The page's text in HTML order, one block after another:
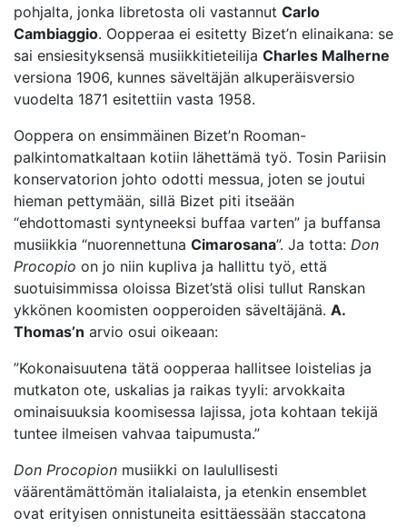
pohjalta, jonka libretosta oli vastannut Carlo
Cambiaggio. Oopperaa ei esitetty Bizet’n elinaikana: se
sai ensiesityksensä musiikkitieteilija Charles Malherne
versiona 1906, kunnes säveltäjän alkuperäisversio
vuodelta 1871 esitettiin vasta 1958.
Ooppera on ensimmäinen Bizet’n Rooman-
palkintomatkaltaan kotiin lähettämä työ. Tosin Pariisin
konservatorion johto odotti messua, joten se joutui
hieman pettymään, sillä Bizet piti itseään
“ehdottomasti syntyneeksi buffaa varten” ja buffansa
musiikkia “nuorennettuna Cimarosana”. Ja totta: Don
Procopio on jo niin kupliva ja hallittu työ, että
suotuisimmissa oloissa Bizet’stä olisi tullut Ranskan
ykkönen koomisten oopperoiden säveltäjänä. A.
Thomas’n arvio osui oikeaan:
”Kokonaisuutena tätä oopperaa hallitsee loistelias ja
mutkaton ote, uskalias ja raikas tyyli: arvokkaita
ominaisuuksia koomisessa lajissa, jota kohtaan tekijä
tuntee ilmeisen vahvaa taipumusta.”
Don Procopion musiikki on laulullisesti
väärentämättömän italialaista, ja etenkin ensemblet
ovat erityisen onnistuneita esittäessään staccatona